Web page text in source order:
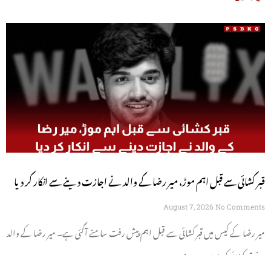
قبر کشائی سے قبل اہم موڑ، میر رضا کے والد نے اجازت دینے سے انکار کر دیا
August 7, 2026 No Comments
میر رضا کے کیس میں قبر کشائی سے قبل اہم پیش رفت سامنے آگئی ہے۔ میر رضا کے والد